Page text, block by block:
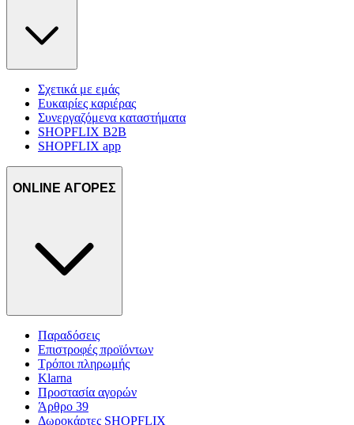
Σχετικά με εμάς
Ευκαιρίες καριέρας
Συνεργαζόμενα καταστήματα
SHOPFLIX B2B
SHOPFLIX app
ONLINE ΑΓΟΡΕΣ
Παραδόσεις
Επιστροφές προϊόντων
Τρόποι πληρωμής
Klarna
Προστασία αγορών
Άρθρο 39
Δωροκάρτες SHOPFLIX